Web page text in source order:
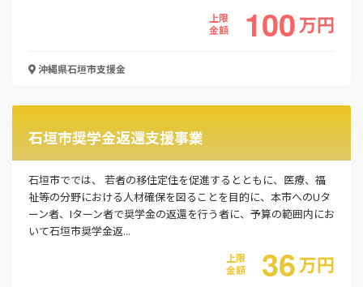
上限
金額
100万円
沖縄県石垣市支援金
石垣市奨学金返還支援事業
石垣市ででは、 若者の移住定住を促進するとともに、医療、福
祉等の分野における人材確保を図ることを目的に、本市へのUタ
ーン者、Iターン者で奨学金の返還を行う者に、予算の範囲内にお
いて石垣市奨学金返...
上限
金額
36万円